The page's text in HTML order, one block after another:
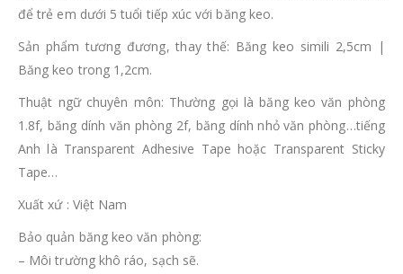
để trẻ em dưới 5 tuổi tiếp xúc với băng keo.
Sản phẩm tương đương, thay thế: Băng keo simili 2,5cm |
Băng keo trong 1,2cm.
Thuật ngữ chuyên môn: Thường gọi là băng keo văn phòng
1.8f, băng dính văn phòng 2f, băng dính nhỏ văn phòng…tiếng
Anh là Transparent Adhesive Tape hoặc Transparent Sticky
Tape…
Xuất xứ : Việt Nam
Bảo quản băng keo văn phòng:
– Môi trường khô ráo, sạch sẽ.